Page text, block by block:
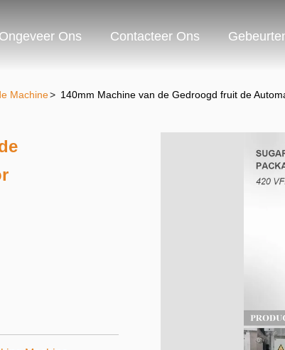
Ongeveer Ons Contacteer Ons
Machine> 140mm Machine van de Gedroogd fruit de